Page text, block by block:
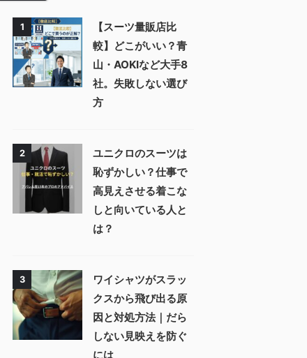
1
【スーツ量販店比
較】どこがいい？青
山・AOKIなど大手8
社。失敗しない選び
方
2
ユニクロのスーツは
恥ずかしい？仕事で
高見えさせる着こな
しと向いている人と
は？
3
ワイシャツがスラッ
クスから飛び出る原
因と対処方法｜だら
しない見映えを防ぐ
には⁠